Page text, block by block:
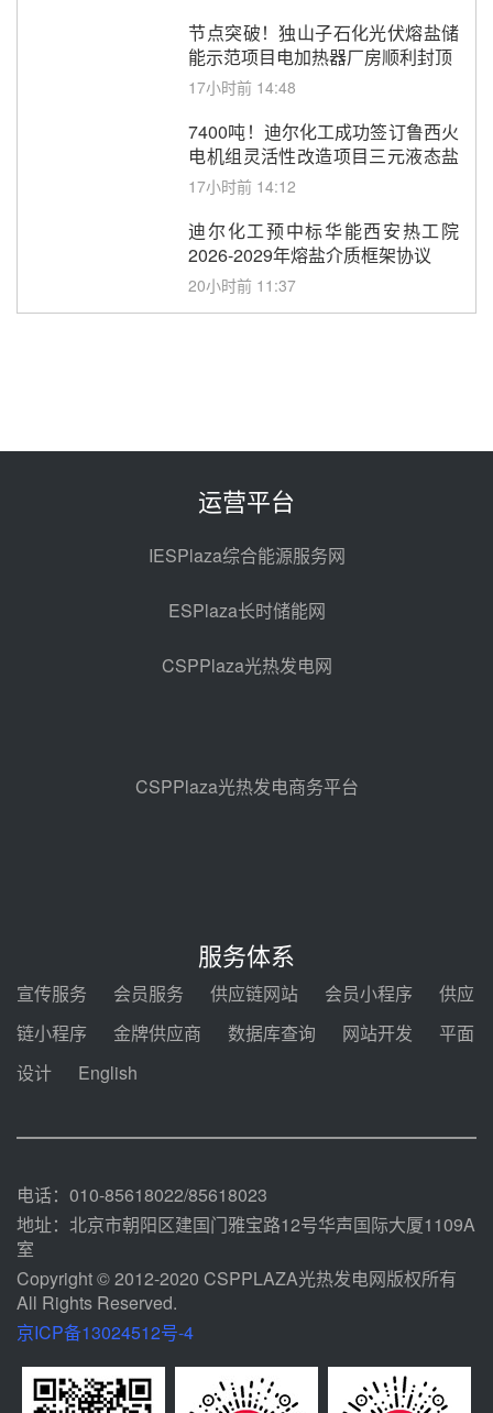
节点突破！独山子石化光伏熔盐储
能示范项目电加热器厂房顺利封顶
17小时前 14:48
7400吨！迪尔化工成功签订鲁西火
电机组灵活性改造项目三元液态盐
采购合同
17小时前 14:12
迪尔化工预中标华能西安热工院
2026-2029年熔盐介质框架协议
20小时前 11:37
规模化助力构建绿色低碳电力供给
架协议项目中标候选人公示
350MW光热大基地建设提速！哈
锅中标格尔木项目蒸汽发生系统
昨天 08-04 09:54
昨天 08-04 09:27
目海南州香加#1储能工程EPC总承
包项目设备采购
河北金悦弘千中标重能新疆天山北
麓100MW光热发电项目用“碳钢、
100MW光热发电项目管件采购
运营平台
IESPlaza综合能源服务网
ESPlaza长时储能网
CSPPlaza光热发电网
CSPPlaza光热发电商务平台
服务体系
宣传服务 会员服务 供应链网站 会员小程序
供应
链小程序
金牌供应商 数据库查询 网站开发
平面
设计
English
电话：010-85618022/85618023
地址：北京市朝阳区建国门雅宝路12号华声国际大厦1109A
室
Copyright © 2012-2020 CSPPLAZA光热发电网版权所有
All Rights Reserved.
京ICP备13024512号-4